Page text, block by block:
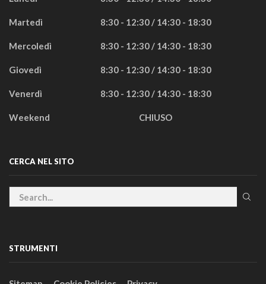
Martedì 8:30 - 12:30 / 14:30 - 18:30
Mercoledì 8:30 - 12:30 / 14:30 - 18:30
Giovedì 8:30 - 12:30 / 14:30 - 18:30
Venerdì 8:30 - 12:30 / 14:30 - 18:30
Weekend CHIUSO
CERCA NEL SITO
STRUMENTI